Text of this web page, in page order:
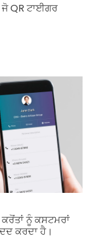
QR ਟਾਈਗਰ
ਨੂੰ ਕਸਟਮਰਾਂ
ਕਰਦਾ ਹੈ।